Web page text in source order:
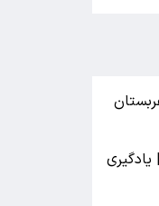
با شاگرد ۱۷ ساله | یادگیری